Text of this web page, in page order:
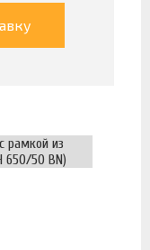
рамкой из
650/50 BN)